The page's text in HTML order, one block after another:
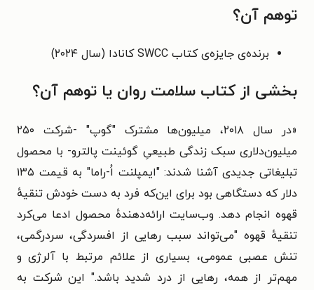
توهم آن؟
برنده‌ی جایزه‌ی کتاب SWCC کانادا (سال ۲۰۲۴)
بخشی از کتاب سلامت روان یا توهم آن؟
«
در سال ۲۰۱۸، میلیون‌ها مشترک "گوپ" ‌-شرکت ۲۵۰
میلیون‌دلاری سبک زندگی طبیعیِ گوئینت پالترو- با محصول
تبلیغاتی جدیدی آشنا شدند: "ایمپلنت اُ-راما" به قیمت ۱۳۵
دلار که دستگاهی بود برای این‌که فرد به دست خودش تنقیهٔ
قهوه انجام دهد. وب‌سایت ارائه‌دهندهٔ محصول ادعا می‌کرد
تنقیهٔ قهوه "می‌تواند سبب رهایی از افسردگی، سردرگمی،
تنش عصبی عمومی، بسیاری از علائم مرتبط با آلرژی و
مهم‌تر از همه، رهایی از درد شدید باشد." این شرکت به